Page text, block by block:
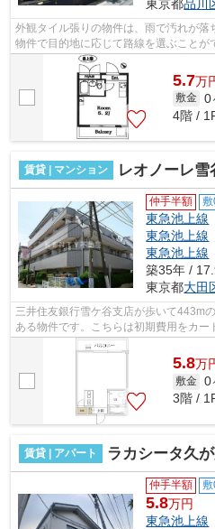
東京都品川
外観タイル張りの物件は、雨で汚れが
物件で目的地に応じて路線を選ぶこと
払いいただけるので、カードで決済した...
5.7万
敷金 0
4階 /
賃貸 | マンション レオノーレ雪
仲手半額
東急池上線
東急池上線
東急池上線
築35年 /
東京都大田
三井住友銀行雪ケ谷支店が歩いて443m
ある物件です。こちらは初期費用をカ
で、支払い手続きの手間が省けます。こ
5.8万
敷金 0
3階 /
賃貸 | アパート ラカシータ久
仲手半額
5.8万円
東急池上線